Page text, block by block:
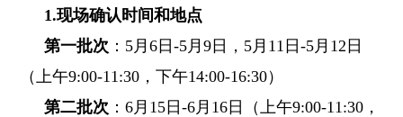
1.现场确认时间和地点
第一批次 ：5月6日-5月9日，5月11日-5月12日
（上午9:00-11:30，下午14:00-16:30）
第二批次 ：6月15日-6月16日（上午9:00-11:30，